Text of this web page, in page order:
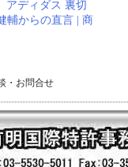
アディダス 裏切
輔からの直言 | 商
・お問合せ